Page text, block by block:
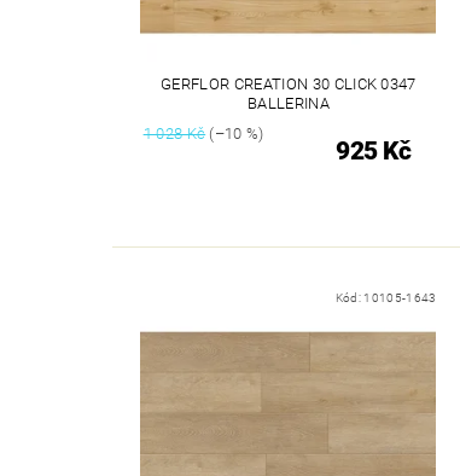
GERFLOR CREATION 30 CLICK 0347
BALLERINA
1 028 Kč(–10 %)
925 Kč
Kód: 10105-1643